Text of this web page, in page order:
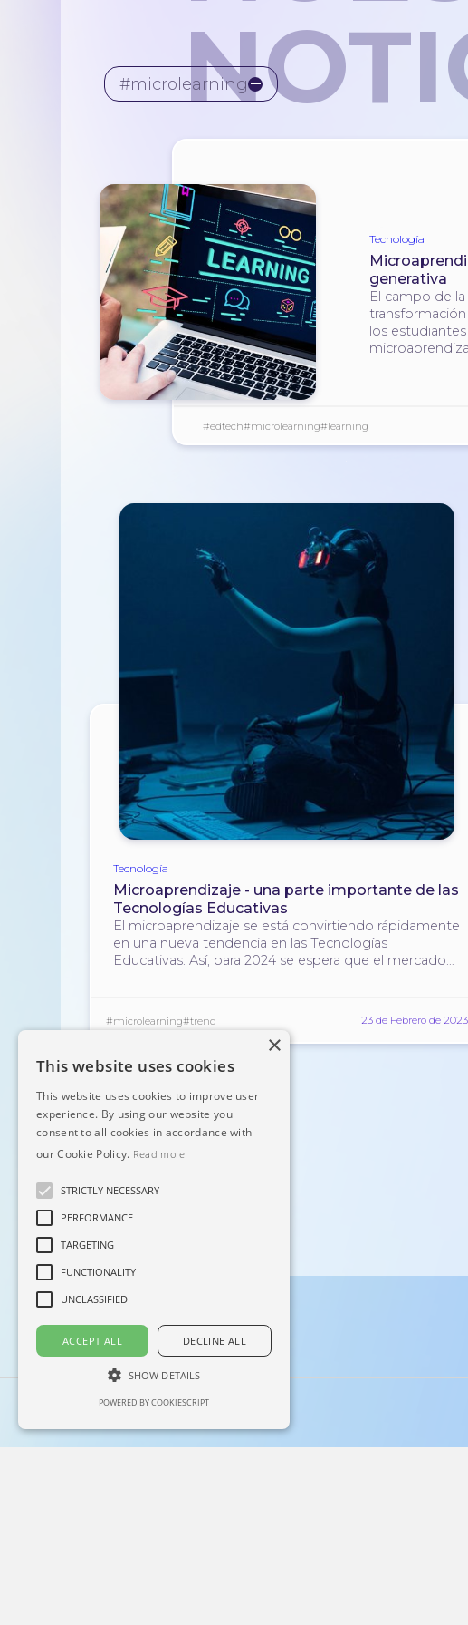
#microlearning
Tecnología
generativa
El campo de
los
#edtech#microlearning#learning
Tecnología
Microaprendizaje - una parte importante de las
Tecnologías Educativas
El microaprendizaje se está convirtiendo rápidamente
en una nueva tendencia en las Tecnologías
Educativas. Así, para 2024 se espera que el mercado
#microlearning#trend 23 de Febrero de 2023
×
This website uses cookies
This website uses cookies to improve user
experience. By using our website you
consent to all cookies in accordance with
our Cookie Policy. Read more
STRICTLY NECESSARY
PERFORMANCE
TARGETING
FUNCTIONALITY
UNCLASSIFIED
ACCEPT ALL DECLINE ALL
SHOW DETAILS
POWERED BY COOKIESCRIPT